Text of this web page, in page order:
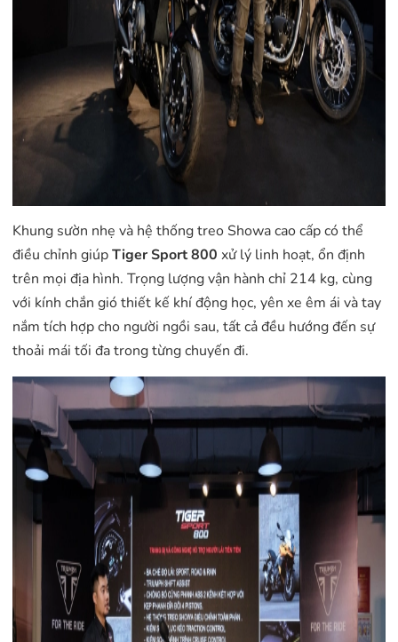
Khung sườn nhẹ và hệ thống treo Showa cao cấp có thể
điều chỉnh giúpTiger Sport 800 xử lý linh hoạt, ổn định
trên mọi địa hình. Trọng lượng vận hành chỉ 214 kg, cùng
với kính chắn gió thiết kế khí động học, yên xe êm ái và tay
nắm tích hợp cho người ngồi sau, tất cả đều hướng đến sự
thoải mái tối đa trong từng chuyến đi.